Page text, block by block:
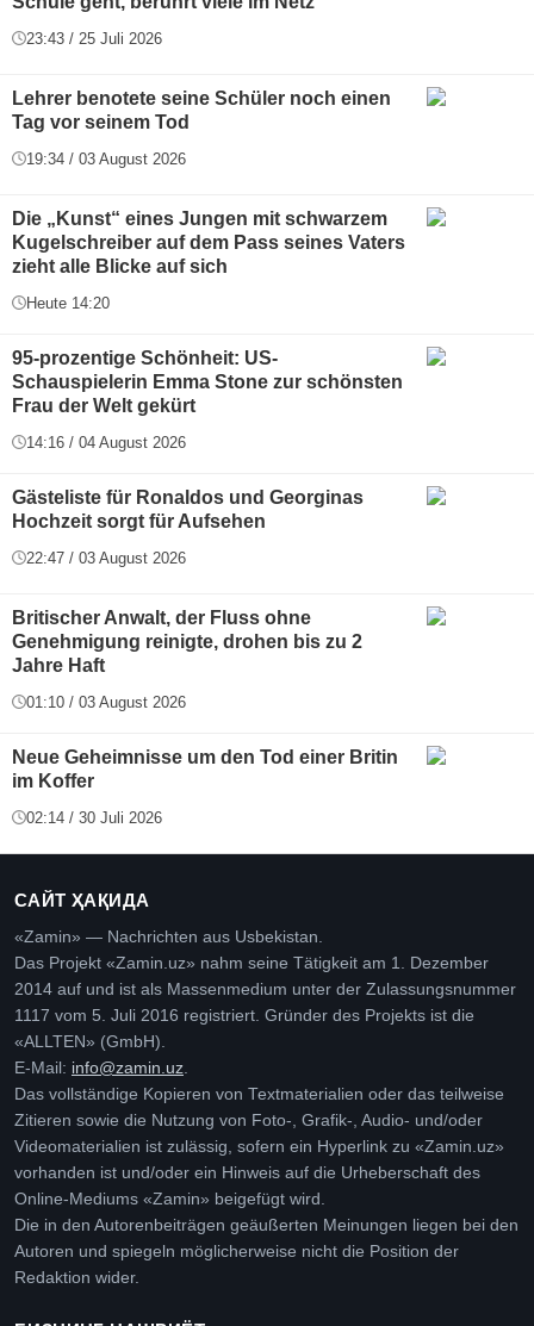
23:43 / 25 Juli 2026
Lehrer benotete seine Schüler noch einen
Tag vor seinem Tod
19:34 / 03 August 2026
Die „Kunst“ eines Jungen mit schwarzem
Kugelschreiber auf dem Pass seines Vaters
zieht alle Blicke auf sich
Heute 14:20
95-prozentige Schönheit: US-
Schauspielerin Emma Stone zur schönsten
Frau der Welt gekürt
14:16 / 04 August 2026
Gästeliste für Ronaldos und Georginas
Hochzeit sorgt für Aufsehen
22:47 / 03 August 2026
Britischer Anwalt, der Fluss ohne
Genehmigung reinigte, drohen bis zu 2
Jahre Haft
01:10 / 03 August 2026
Neue Geheimnisse um den Tod einer Britin
im Koffer
02:14 / 30 Juli 2026
САЙТ ҲАҚИДА
«Zamin» — Nachrichten aus Usbekistan.
Das Projekt «Zamin.uz» nahm seine Tätigkeit am 1. Dezember
2014 auf und ist als Massenmedium unter der Zulassungsnummer
1117 vom 5. Juli 2016 registriert. Gründer des Projekts ist die
«ALLTEN» (GmbH).
E-Mail: info@zamin.uz
Das vollständige Kopieren von Textmaterialien oder das teilweise
Zitieren sowie die Nutzung von Foto-, Grafik-, Audio- und/oder
Videomaterialien ist zulässig, sofern ein Hyperlink zu «Zamin.uz»
vorhanden ist und/oder ein Hinweis auf die Urheberschaft des
Online-Mediums «Zamin» beigefügt wird.
Die in den Autorenbeiträgen geäußerten Meinungen liegen bei den
Autoren und spiegeln möglicherweise nicht die Position der
Redaktion wider.